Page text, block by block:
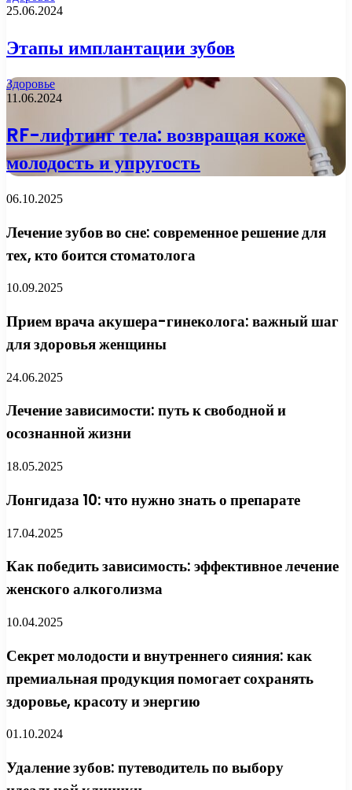
25.06.2024
Этапы имплантации зубов
Здоровье
11.06.2024
RF-лифтинг тела: возвращая коже
молодость и упругость
06.10.2025
Лечение зубов во сне: современное решение для
тех, кто боится стоматолога
10.09.2025
Прием врача акушера-гинеколога: важный шаг
для здоровья женщины
24.06.2025
Лечение зависимости: путь к свободной и
осознанной жизни
18.05.2025
Лонгидаза 10: что нужно знать о препарате
17.04.2025
Как победить зависимость: эффективное лечение
женского алкоголизма
10.04.2025
Секрет молодости и внутреннего сияния: как
премиальная продукция помогает сохранять
здоровье, красоту и энергию
01.10.2024
Удаление зубов: путеводитель по выбору